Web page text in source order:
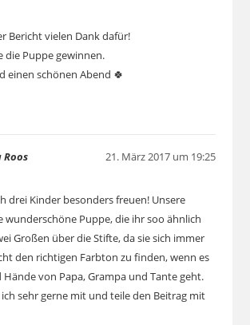
Bericht vielen Dank dafür!
die Puppe gewinnen.
einen schönen Abend 🍀
Roos 21. März 2017 um 19:25
drei Kinder besonders freuen! Unsere
wunderschöne Puppe, die ihr soo ähnlich
Großen über die Stifte, da sie sich immer
den richtigen Farbton zu finden, wenn es
Hände von Papa, Grampa und Tante geht.
sehr gerne mit und teile den Beitrag mit